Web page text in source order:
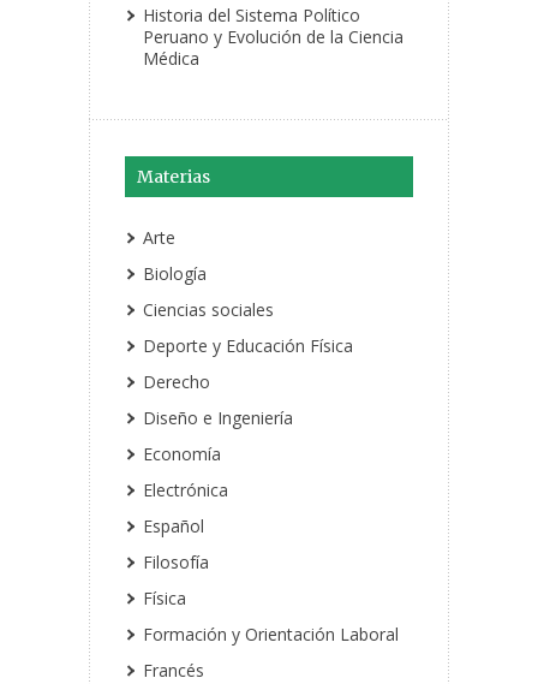
Historia del Sistema Político
Peruano y Evolución de la Ciencia
Médica
Materias
Arte
Biología
Ciencias sociales
Deporte y Educación Física
Derecho
Diseño e Ingeniería
Economía
Electrónica
Español
Filosofía
Física
Formación y Orientación Laboral
Francés